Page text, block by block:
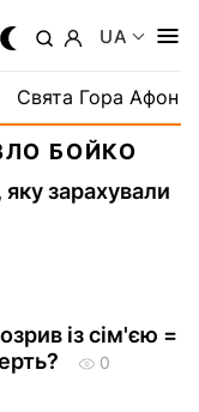
UA
Свята Гора Афон
БОЙКО
зарахували
із сім'єю =
0